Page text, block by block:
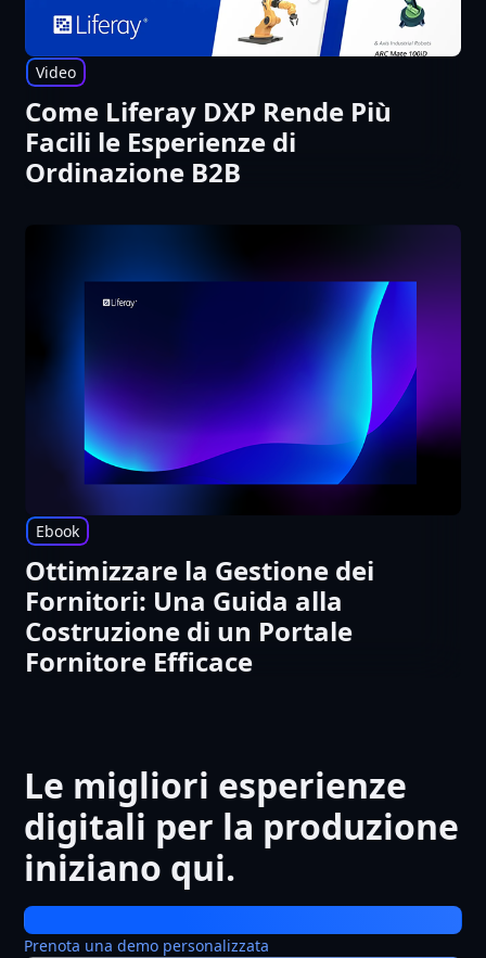
tuo ecosistema digitale esistente
per automatizzare il reporting,
dimostrare la conformità e
rafforzare la fiducia degli
stakeholder.
Video
Come Liferay DXP Rende Più
Facili le Esperienze di
Ordinazione B2B
Ebook
Ottimizzare la Gestione dei
Fornitori: Una Guida alla
Costruzione di un Portale
Fornitore Efficace
Le migliori esperienze
digitali per la produzione
iniziano qui.
Prenota una demo personalizzata